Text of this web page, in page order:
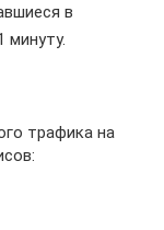
в
минуту.
трафика на